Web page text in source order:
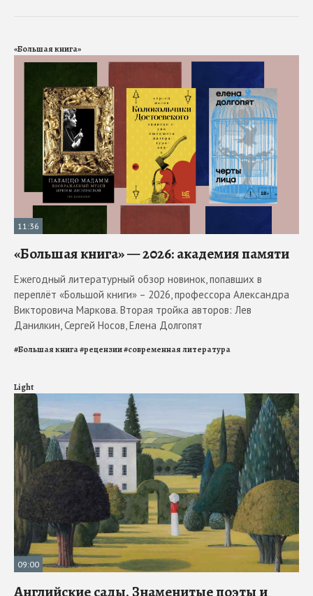
«Большая книга»
11:36
«Большая книга» — 2026: академия памяти
Ежегодный литературный обзор новинок, попавших в
переплёт «Большой книги» – 2026, профессора Александра
Викторовича Маркова. Вторая тройка авторов: Лев
Данилкин, Сергей Носов, Елена Долгопят
#Большая книга#рецензии#современная литература
Light
09:00
Английские сады. Знаменитые поэты и